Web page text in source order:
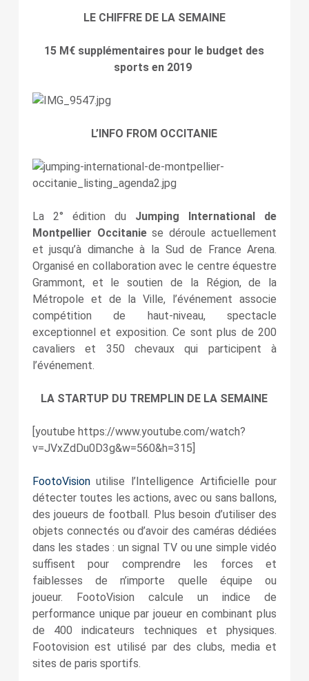
LE CHIFFRE DE LA SEMAINE
15 M€ supplémentaires pour le budget des
sports en 2019
L’INFO FROM OCCITANIE
La 2° édition du Jumping International de
Montpellier Occitaniese déroule actuellement
et jusqu’à dimanche à la Sud de France Arena.
Organisé en collaboration avec le centre équestre
Grammont, et le soutien de la Région, de la
Métropole et de la Ville, l’événement associe
compétition de haut-niveau, spectacle
exceptionnel et exposition. Ce sont plus de 200
cavaliers et 350 chevaux qui participent à
l’événement.
LA STARTUP DU TREMPLIN DE LA SEMAINE
[youtube https://www.youtube.com/watch?
v=JVxZdDu0D3g&w=560&h=315]
FootoVisionutilise l’Intelligence Artificielle pour
détecter toutes les actions, avec ou sans ballons,
des joueurs de football. Plus besoin d’utiliser des
objets connectés ou d’avoir des caméras dédiées
dans les stades : un signal TV ou une simple vidéo
suffisent pour comprendre les forces et
faiblesses de n’importe quelle équipe ou
joueur. FootoVision calcule un indice de
performance unique par joueur en combinant plus
de 400 indicateurs techniques et physiques.
Footovision est utilisé par des clubs, media et
sites de paris sportifs.